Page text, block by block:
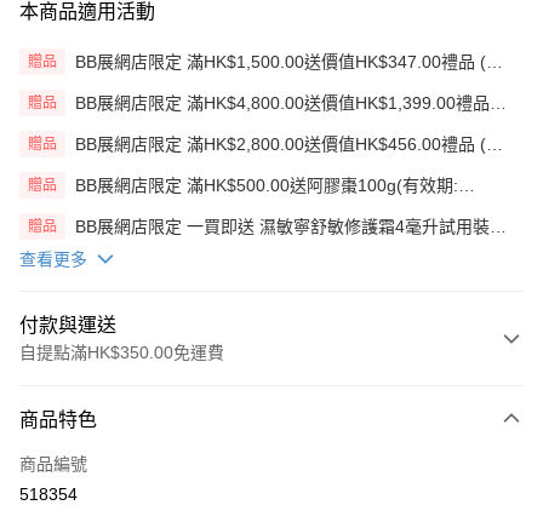
本商品適用活動
贈品
BB展網店限定 滿HK$1,500.00送價值HK$347.00禮品 (贈
贈品
BB展網店限定 滿HK$4,800.00送價值HK$1,399.00禮品
贈品
BB展網店限定 滿HK$2,800.00送價值HK$456.00禮品 (贈
贈品
BB展網店限定 滿HK$500.00送阿膠棗100g(有效期:
贈品
BB展網店限定 一買即送 濕敏寧舒敏修護霜4毫升試用裝
X2 包(贈品)(送完即止)
查看更多
付款與運送
自提點滿HK$350.00免運費
信用卡
AlipayHK
商品特色
商品編號
518354